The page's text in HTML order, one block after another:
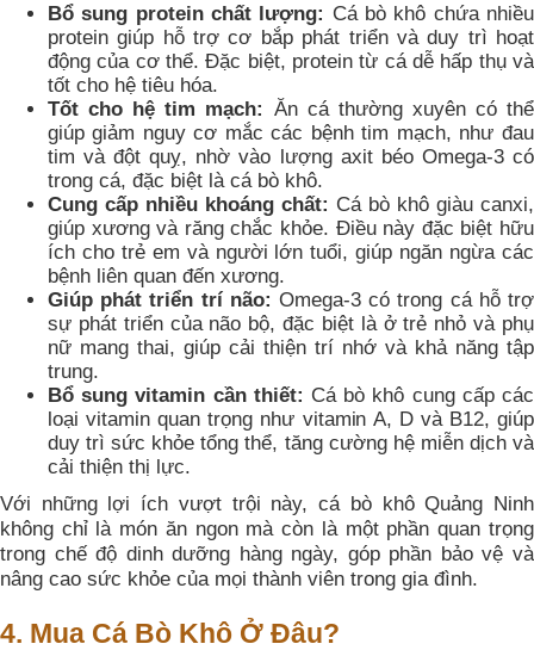
Bổ sung protein chất lượng: Cá bò khô chứa nhiều
protein giúp hỗ trợ cơ bắp phát triển và duy trì hoạt
động của cơ thể. Đặc biệt, protein từ cá dễ hấp thụ và
tốt cho hệ tiêu hóa.
Tốt cho hệ tim mạch: Ăn cá thường xuyên có thể
giúp giảm nguy cơ mắc các bệnh tim mạch, như đau
tim và đột quỵ, nhờ vào lượng axit béo Omega-3 có
trong cá, đặc biệt là cá bò khô.
Cung cấp nhiều khoáng chất: Cá bò khô giàu canxi,
giúp xương và răng chắc khỏe. Điều này đặc biệt hữu
ích cho trẻ em và người lớn tuổi, giúp ngăn ngừa các
bệnh liên quan đến xương.
Giúp phát triển trí não: Omega-3 có trong cá hỗ trợ
sự phát triển của não bộ, đặc biệt là ở trẻ nhỏ và phụ
nữ mang thai, giúp cải thiện trí nhớ và khả năng tập
trung.
Bổ sung vitamin cần thiết: Cá bò khô cung cấp các
loại vitamin quan trọng như vitamin A, D và B12, giúp
duy trì sức khỏe tổng thể, tăng cường hệ miễn dịch và
cải thiện thị lực.
Với những lợi ích vượt trội này, cá bò khô Quảng Ninh
không chỉ là món ăn ngon mà còn là một phần quan trọng
trong chế độ dinh dưỡng hàng ngày, góp phần bảo vệ và
nâng cao sức khỏe của mọi thành viên trong gia đình.
4. Mua Cá Bò Khô Ở Đâu?